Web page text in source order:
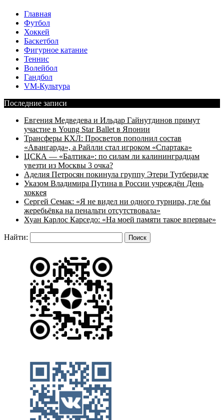
Главная
Футбол
Хоккей
Баскетбол
Фигурное катание
Теннис
Волейбол
Гандбол
VM-Культура
Последние записи
Евгения Медведева и Ильдар Гайнутдинов примут
участие в Young Star Ballet в Японии
Трансферы КХЛ: Просветов пополнил состав
«Авангарда», а Райлли стал игроком «Спартака»
ЦСКА — «Балтика»: по силам ли калининградцам
увезти из Москвы 3 очка?
Аделия Петросян покинула группу Этери Тутберидзе
Указом Владимира Путина в России учреждён День
хоккея
Сергей Семак: «Я не видел ни одного турнира, где бы
жеребьёвка на пенальти отсутствовала»
Хуан Карлос Карседо: «На моей памяти такое впервые»
Найти: